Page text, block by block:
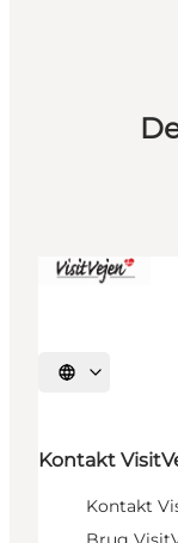
Vælg sprog
Kontakt
Kontakt